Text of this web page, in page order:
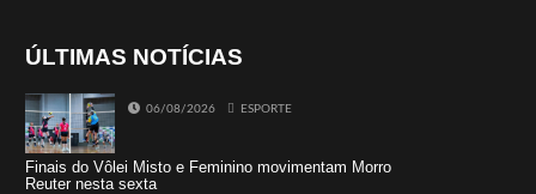
ÚLTIMAS NOTÍCIAS
06/08/2026 ESPORTE
Finais do Vôlei Misto e Feminino movimentam Morro
Reuter nesta sexta